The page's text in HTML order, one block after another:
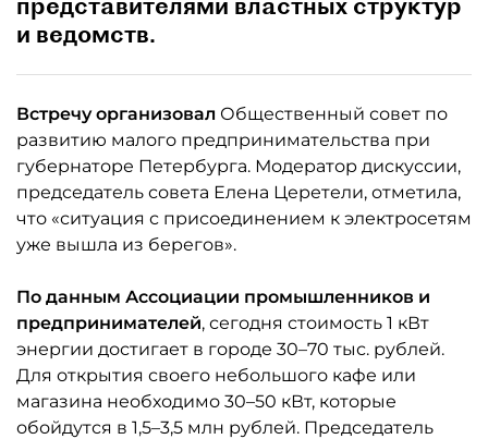
и ведомств.
Встречу организовал Общественный совет по
развитию малого предпринимательства при
губернаторе Петербурга. Модератор дискуссии,
председатель совета Елена Церетели, отметила,
что «ситуация с присоединением к электросетям
уже вышла из берегов».
По данным Ассоциации промышленников и
предпринимателей, сегодня стоимость 1 кВт
энергии достигает в городе 30–70 тыс. рублей.
Для открытия своего небольшого кафе или
магазина необходимо 30–50 кВт, которые
обойдутся в 1,5–3,5 млн рублей. Председатель